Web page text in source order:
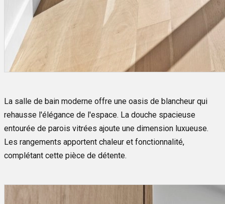
La salle de bain moderne offre une oasis de blancheur qui
rehausse l'élégance de l'espace. La douche spacieuse
entourée de parois vitrées ajoute une dimension luxueuse.
Les rangements apportent chaleur et fonctionnalité,
complétant cette pièce de détente.